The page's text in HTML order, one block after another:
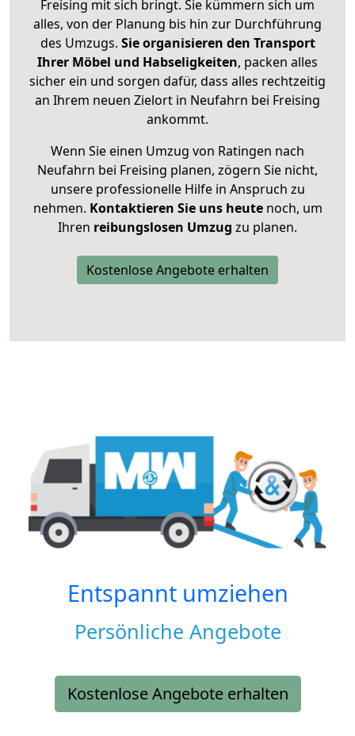
Freising mit sich bringt. Sie kümmern sich um
alles, von der Planung bis hin zur Durchführung
des Umzugs. Sie organisieren den Transport
Ihrer Möbel und Habseligkeiten, packen alles
sicher ein und sorgen dafür, dass alles rechtzeitig
an Ihrem neuen Zielort in Neufahrn bei Freising
ankommt.
Wenn Sie einen Umzug von Ratingen nach
Neufahrn bei Freising planen, zögern Sie nicht,
unsere professionelle Hilfe in Anspruch zu
nehmen. Kontaktieren Sie uns heutenoch, um
Ihren reibungslosen Umzug zu planen.
Kostenlose Angebote erhalten
Entspannt umziehen
Persönliche Angebote
Kostenlose Angebote erhalten